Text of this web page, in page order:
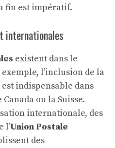
fin est impératif.
internationales
existent dans le
l’inclusion de la
est indispensable dans
ou la Suisse.
internationale, des
l’Union Postale
des